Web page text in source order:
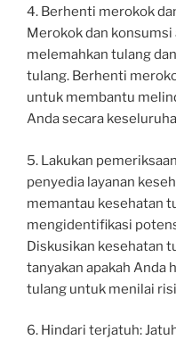
4. Berhenti merokok
Merokok dan
melemahkan tulang
tulang. Berhenti
untuk membantu
Anda secara
5. Lakukan
penyedia layanan
memantau kesehatan
mengidentifikasi
Diskusikan kesehatan
tanyakan apakah Anda
tulang untuk menilai
6. Hindari terjatuh: